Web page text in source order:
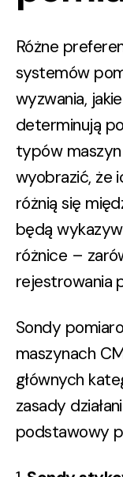
Różne
systemów
wyzwania,
determinują
typów
wyobrazić, że
różnią się
będą
różnice –
rejestrowania
Sondy
maszynach
głównych
zasady
podstawowy